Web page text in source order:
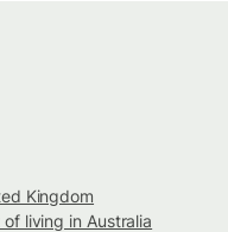
Kingdom
of living in Australia